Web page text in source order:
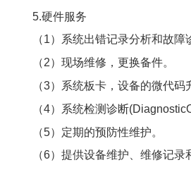
5.硬件服务
（1）系统出错记录分析和故障
（2）现场维修，更换备件。
（3）系统板卡，设备的微代码
（4）系统检测诊断
（5）定期的预防性维护。
（6）提供设备维护、维修记录